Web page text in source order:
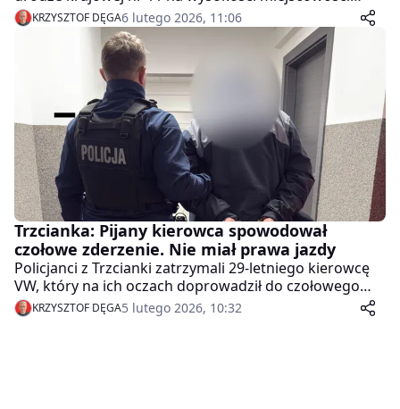
Kierzkowice doszło do wypadku z udziałem ciągnika
siodłowego z naczepą.
KRZYSZTOF DĘGA6 lutego 2026, 11:06
Trzcianka: Pijany kierowca spowodował
czołowe zderzenie. Nie miał prawa jazdy
Policjanci z Trzcianki zatrzymali 29-letniego kierowcę
VW, który na ich oczach doprowadził do czołowego
zderzenia z innym pojazdem. Mężczyzna był
kompletnie pijany i nie miał prawa jazdy. Sprawa trafi
KRZYSZTOF DĘGA5 lutego 2026, 10:32